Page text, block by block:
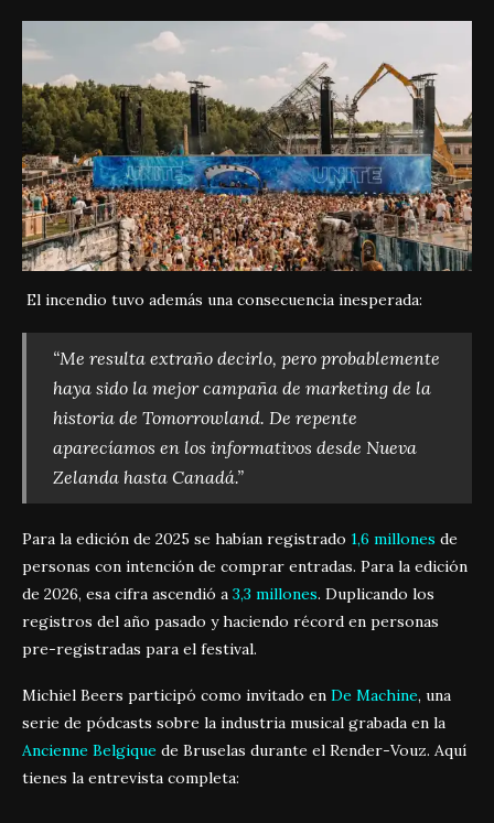
El incendio tuvo además una consecuencia inesperada:
“Me resulta extraño decirlo, pero probablemente
haya sido la mejor campaña de marketing de la
historia de Tomorrowland. De repente
aparecíamos en los informativos desde Nueva
Zelanda hasta Canadá.”
Para la edición de 2025 se habían registrado 1,6 millones de
personas con intención de comprar entradas. Para la edición
de 2026, esa cifra ascendió a 3,3 millones. Duplicando los
registros del año pasado y haciendo récord en personas
pre-registradas para el festival.
Michiel Beers participó como invitado en De Machine, una
serie de pódcasts sobre la industria musical grabada en la
Ancienne Belgique de Bruselas durante el Render-Vouz. Aquí
tienes la entrevista completa: